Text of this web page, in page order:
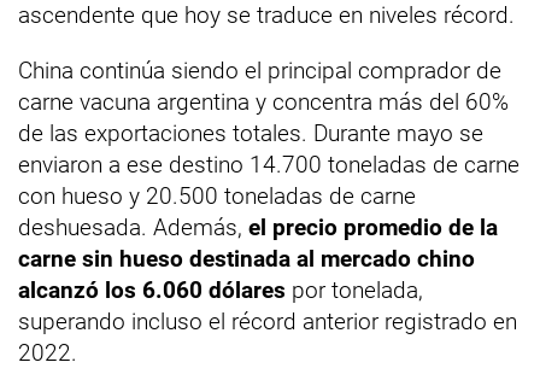
ascendente que hoy se traduce en niveles récord.
China continúa siendo el principal comprador de
carne vacuna argentina y concentra más del 60%
de las exportaciones totales. Durante mayo se
enviaron a ese destino 14.700 toneladas de carne
con hueso y 20.500 toneladas de carne
deshuesada. Además, el precio promedio de la
carne sin hueso destinada al mercado chino
alcanzó los 6.060 dólares por tonelada,
superando incluso el récord anterior registrado en
2022.